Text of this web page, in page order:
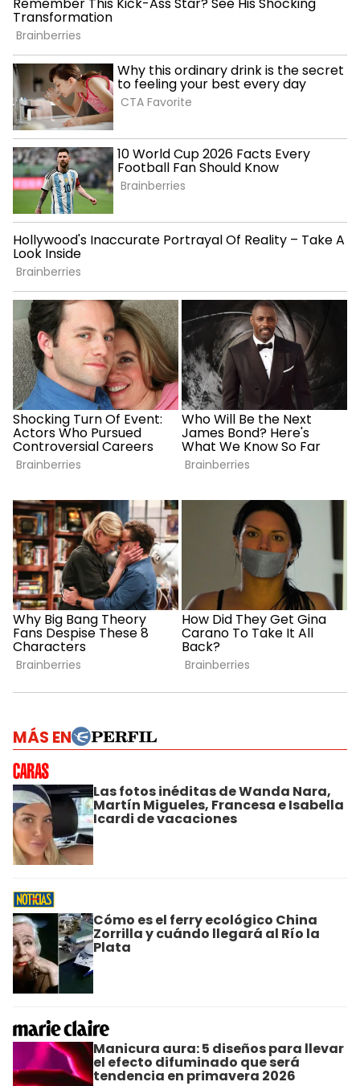
MÁS EN
Las fotos inéditas de Wanda Nara,
Martín Migueles, Francesa e Isabella
Icardi de vacaciones
Cómo es el ferry ecológico China
Zorrilla y cuándo llegará al Río la
Plata
Manicura aura: 5 diseños para llevar
el efecto difuminado que será
tendencia en primavera 2026